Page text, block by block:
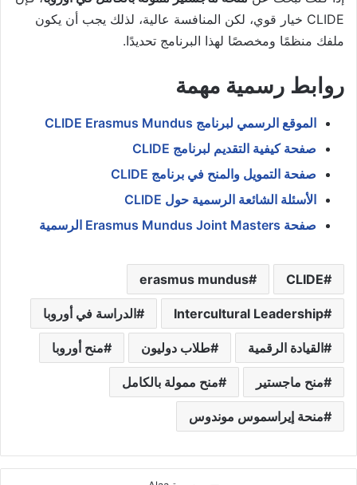
CLIDE خيار قوي، لكن المنافسة عالية، لذلك يجب أن يكون
ملفك منظمًا ومخصصًا لهذا البرنامج تحديدًا.
روابط رسمية مهمة
الموقع الرسمي لبرنامج CLIDE Erasmus Mundus
صفحة كيفية التقديم لبرنامج CLIDE
صفحة التمويل والمنح في برنامج CLIDE
الأسئلة الشائعة الرسمية حول CLIDE
صفحة Erasmus Mundus Joint Masters الرسمية
CLIDE
erasmus mundus
Intercultural Leadership الدراسة في أوروبا
القيادة الرقمية طلاب دوليون منح أوروبا
منح ماجستير منح ممولة بالكامل
منحة إيراسموس موندوس